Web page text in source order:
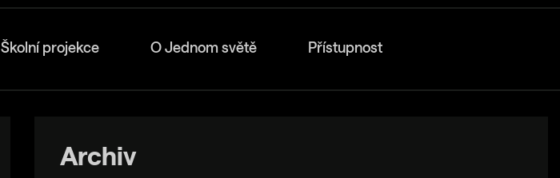
Školní projekce O Jednom světě Přístupnost
Archiv